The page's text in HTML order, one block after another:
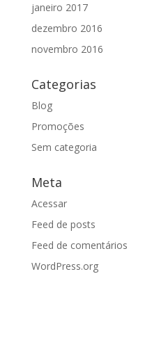
janeiro 2017
dezembro 2016
novembro 2016
Categorias
Blog
Promoções
Sem categoria
Meta
Acessar
Feed de posts
Feed de comentários
WordPress.org